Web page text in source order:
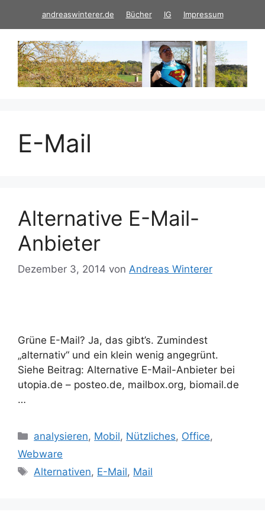
andreaswinterer.de Bücher IG Impressum
E-Mail
Alternative E-Mail-
Anbieter
Dezember 3, 2014 von Andreas Winterer
Grüne E-Mail? Ja, das gibt’s. Zumindest
„alternativ“ und ein klein wenig angegrünt.
Siehe Beitrag: Alternative E-Mail-Anbieter bei
utopia.de – posteo.de, mailbox.org, biomail.de
…
Kategorien
analysieren, Mobil, Nützliches, Office,
Webware
Schlagwörter
Alternativen, E-Mail, Mail